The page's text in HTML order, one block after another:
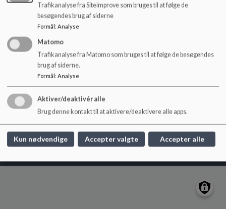
2 - 4, 1928 Frb C
skolenvedsoerne@frederiksberg.dk
+45 3821 0150
EAN NR.
5798009172051
webtilgængelighed
Sitemap
Cookie politik
Trafikanalyse fra Siteimprove som bruges til at følge de
besøgendes brug af siderne
Formål: Analyse
Matomo
Trafikanalyse fra Matomo som bruges til at følge de besøgendes
brug af siderne.
Formål: Analyse
Aktiver/deaktivér alle
Brug denne kontakt til at aktivere/deaktivere alle apps.
Kun nødvendige Accepter valgte Accepter alle